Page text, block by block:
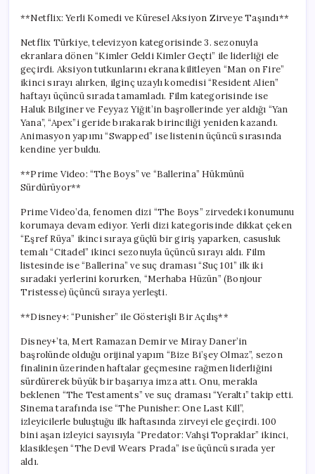
**Netflix: Yerli Komedi ve Küresel Aksiyon Zirveye Taşındı**
Netflix Türkiye, televizyon kategorisinde 3. sezonuyla
ekranlara dönen “Kimler Geldi Kimler Geçti” ile liderliği ele
geçirdi. Aksiyon tutkunlarını ekrana kilitleyen “Man on Fire”
ikinci sırayı alırken, ilginç uzaylı komedisi “Resident Alien”
haftayı üçüncü sırada tamamladı. Film kategorisinde ise
Haluk Bilginer ve Feyyaz Yiğit’in başrollerinde yer aldığı “Yan
Yana”, “Apex”i geride bırakarak birinciliği yeniden kazandı.
Animasyon yapımı “Swapped” ise listenin üçüncü sırasında
kendine yer buldu.
**Prime Video: “The Boys” ve “Ballerina” Hükmünü
Sürdürüyor**
Prime Video’da, fenomen dizi “The Boys” zirvedeki konumunu
korumaya devam ediyor. Yerli dizi kategorisinde dikkat çeken
“Eşref Rüya” ikinci sıraya güçlü bir giriş yaparken, casusluk
temalı “Citadel” ikinci sezonuyla üçüncü sırayı aldı. Film
listesinde ise “Ballerina” ve suç draması “Suç 101” ilk iki
sıradaki yerlerini korurken, “Merhaba Hüzün” (Bonjour
Tristesse) üçüncü sıraya yerleşti.
**Disney+: “Punisher” ile Gösterişli Bir Açılış**
Disney+’ta, Mert Ramazan Demir ve Miray Daner’in
başrolünde olduğu orijinal yapım “Bize Bi’şey Olmaz”, sezon
finalinin üzerinden haftalar geçmesine rağmen liderliğini
sürdürerek büyük bir başarıya imza attı. Onu, merakla
beklenen “The Testaments” ve suç draması “Yeraltı” takip etti.
Sinema tarafında ise “The Punisher: One Last Kill”,
izleyicilerle buluştuğu ilk haftasında zirveyi ele geçirdi. 100
bini aşan izleyici sayısıyla “Predator: Vahşi Topraklar” ikinci,
klasikleşen “The Devil Wears Prada” ise üçüncü sırada yer
aldı.